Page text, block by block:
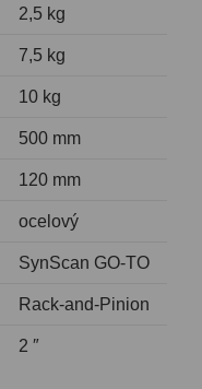
2,5 kg
7,5 kg
10 kg
500 mm
120 mm
ocelový
SynScan GO-TO
Rack-and-Pinion
2 ″